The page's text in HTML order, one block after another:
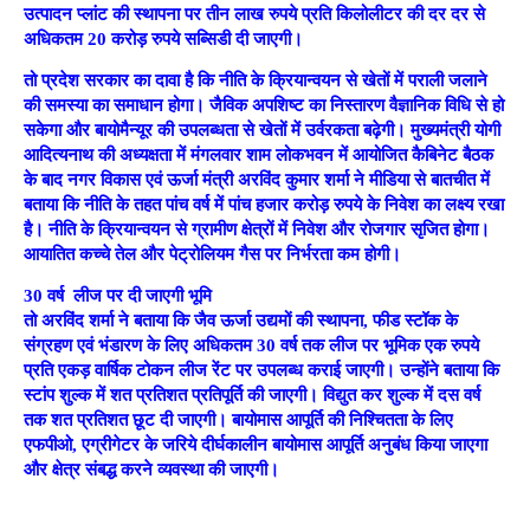
उत्पादन प्लांट की स्थापना पर तीन लाख रुपये प्रति किलोलीटर की दर दर से
अधिकतम 20 करोड़ रुपये सब्सिडी दी जाएगी।
तो प्रदेश सरकार का दावा है कि नीति के क्रियान्वयन से खेतों में पराली जलाने
की समस्या का समाधान होगा। जैविक अपशिष्ट का निस्तारण वैज्ञानिक विधि से हो
सकेगा और बायोमैन्यूर की उपलब्धता से खेतों में उर्वरकता बढ़ेगी। मुख्यमंत्री योगी
आदित्यनाथ की अध्यक्षता में मंगलवार शाम लोकभवन में आयोजित कैबिनेट बैठक
के बाद नगर विकास एवं ऊर्जा मंत्री अरविंद कुमार शर्मा ने मीडिया से बातचीत में
बताया कि नीति के तहत पांच वर्ष में पांच हजार करोड़ रुपये के निवेश का लक्ष्य रखा
है। नीति के क्रियान्वयन से ग्रामीण क्षेत्रों में निवेश और रोजगार सृजित होगा।
आयातित कच्चे तेल और पेट्रोलियम गैस पर निर्भरता कम होगी।
30वर्ष लीज पर दी जाएगी भूमि
तो अरविंद शर्मा ने बताया कि जैव ऊर्जा उद्यमों की स्थापना, फीड स्टॉक के
संग्रहण एवं भंडारण के लिए अधिकतम 30 वर्ष तक लीज पर भूमिक एक रुपये
प्रति एकड़ वार्षिक टोकन लीज रेंट पर उपलब्ध कराई जाएगी। उन्होंने बताया कि
स्टांप शुल्क में शत प्रतिशत प्रतिपूर्ति की जाएगी। विद्युत कर शुल्क में दस वर्ष
तक शत प्रतिशत छूट दी जाएगी। बायोमास आपूर्ति की निश्चितता के लिए
एफपीओ, एग्रीगेटर के जरिये दीर्घकालीन बायोमास आपूर्ति अनुबंध किया जाएगा
और क्षेत्र संबद्ध करने व्यवस्था की जाएगी।